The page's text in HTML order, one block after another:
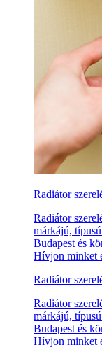
Radiátor
Radiátor
márkájú,
Budapest és
Hívjon minket
Radiátor
Radiátor
márkájú,
Budapest és
Hívjon minket